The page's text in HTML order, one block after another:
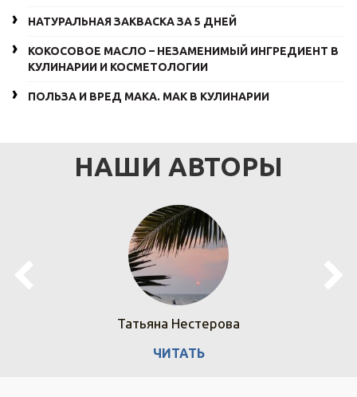
НАТУРАЛЬНАЯ ЗАКВАСКА ЗА 5 ДНЕЙ
КОКОСОВОЕ МАСЛО – НЕЗАМЕНИМЫЙ ИНГРЕДИЕНТ В
КУЛИНАРИИ И КОСМЕТОЛОГИИ
ПОЛЬЗА И ВРЕД МАКА. МАК В КУЛИНАРИИ
НАШИ АВТОРЫ
Татьяна Нестерова
ЧИТАТЬ